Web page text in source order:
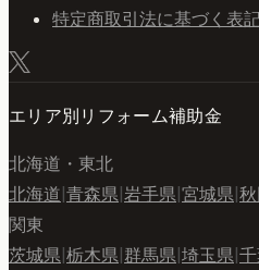
特定商取引法に基づく表
エリア別リフォーム補助金
北海道・東北
北海道 青森県 岩手県 宮城県
関東
茨城県 栃木県 群馬県 埼玉県